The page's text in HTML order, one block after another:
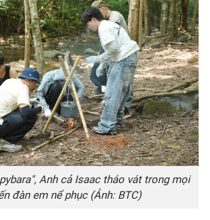
Anh cả Isaac tháo vát trong mọi
đàn em nể phục (Ảnh: BTC)